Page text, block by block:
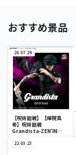
おすすめ景品
26.07.29
【呪術廻戦】【禪院真
希】呪術廻戦
Grandista-ZEN’IN
22.03.23